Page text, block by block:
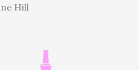
Hill